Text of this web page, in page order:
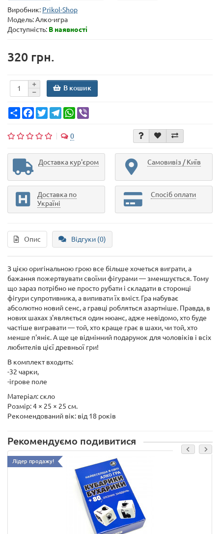
Виробник: Prikol-Shop
Модель:Алко-игра
Доступність: В наявності
320 грн.
В кошик
Share FacebookTwitterTelegramWhatsApp
0
Доставка кур'єром Самовивіз / Київ
Доставка по
Україні
Спосіб оплати
Опис Відгуки (0)
З цією оригінальною грою все більше хочеться виграти, а
бажання пожертвувати своїми фігурами — зменшується. Тому
що зараз потрібно не просто рубати і складати в сторонці
фігури супротивника, а випивати їх вміст. Гра набуває
абсолютно новий сенс, а гравці робляться азартніше. Правда, в
нових шахах з'являється один нюанс, адже невідомо, хто буде
частіше вигравати — той, хто краще грає в шахи, чи той, хто
менше п'яніє. А ще це відмінний подарунок для чоловіків і всіх
любителів цієї древньої гри!
В комплект входить:
-32 чарки,
-ігрове поле
Матеріал: скло
Розмір: 4 × 25 × 25 см.
Рекомендований вік: від 18 років
Рекомендуємо подивитися
Лідер продажу!